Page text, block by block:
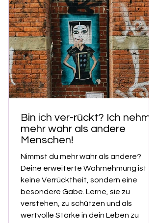
Bin ich ver-rückt? Ich nehme
mehr wahr als andere
Menschen!
Nimmst du mehr wahr als andere?
Deine erweiterte Wahrnehmung ist
keine Verrücktheit, sondern eine
besondere Gabe. Lerne, sie zu
verstehen, zu schützen und als
wertvolle Stärke in dein Leben zu